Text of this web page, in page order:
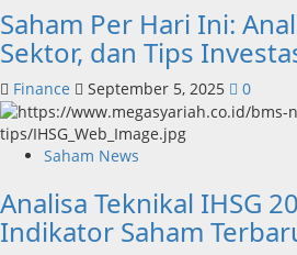
Saham Per Hari Ini:
Sektor, dan Tips
Finance September 5, 2025 0
Saham News
Analisa Teknikal IHSG
Indikator Saham